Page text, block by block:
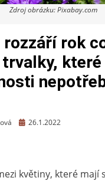
Zdroj obrázku: Pixabay.com
rozzáří rok
trvalky, které
Zveřejněno
26.1.2022
květiny, které mají